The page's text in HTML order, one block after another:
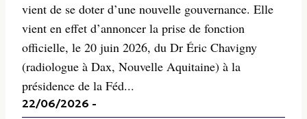
vient de se doter d’une nouvelle gouvernance. Elle
vient en effet d’annoncer la prise de fonction
officielle, le 20 juin 2026, du Dr Éric Chavigny
(radiologue à Dax, Nouvelle Aquitaine) à la
présidence de la Féd...
22/06/2026 -